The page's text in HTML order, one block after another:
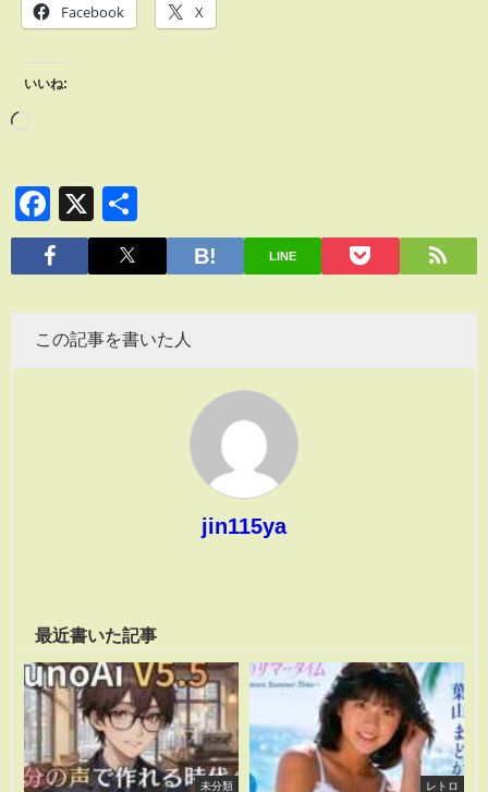
Facebook X
いいね:
Facebook
X
有
LINE
この記事を書いた人
jin115ya
最近書いた記事
未分類 レトロ